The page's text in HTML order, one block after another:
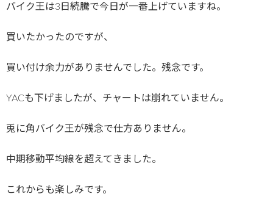
バイク王は3日続騰で今日が一番上げていますね。
買いたかったのですが、
買い付け余力がありませんでした。残念です。
YACも下げましたが、チャートは崩れていません。
兎に角バイク王が残念で仕方ありません。
中期移動平均線を超えてきました。
これからも楽しみです。